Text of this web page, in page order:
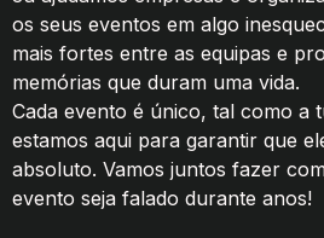
os seus eventos em algo
mais fortes entre as equipas e
memórias que duram uma vida.
Cada evento é único, tal como a
estamos aqui para garantir que
absoluto. Vamos juntos fazer
evento seja falado durante anos!